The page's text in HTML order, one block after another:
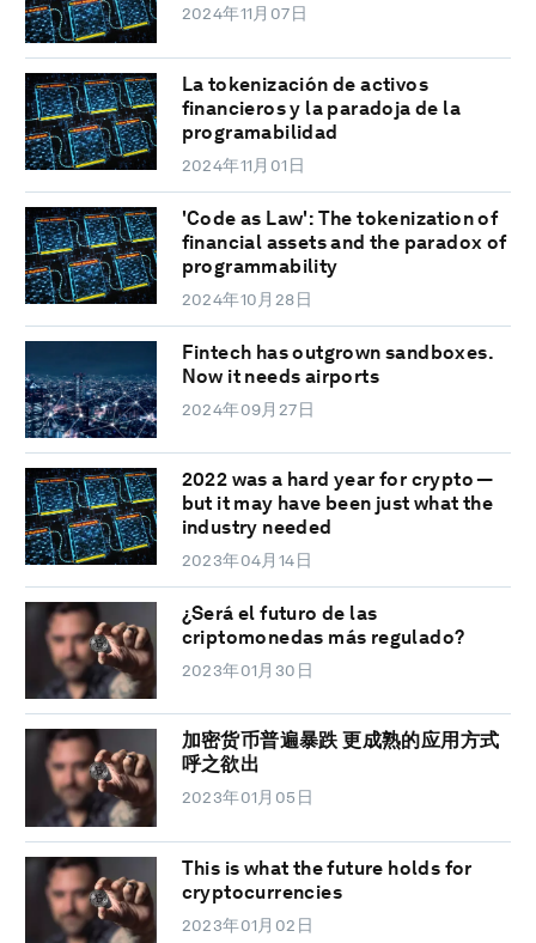
2024年11月07日
La tokenización de activos
financieros y la paradoja de la
programabilidad
2024年11月01日
'Code as Law': The tokenization of
financial assets and the paradox of
programmability
2024年10月28日
Fintech has outgrown sandboxes.
Now it needs airports
2024年09月27日
2022 was a hard year for crypto —
but it may have been just what the
industry needed
2023年04月14日
¿Será el futuro de las
criptomonedas más regulado?
2023年01月30日
加密货币普遍暴跌 更成熟的应用方式
呼之欲出
2023年01月05日
This is what the future holds for
cryptocurrencies
2023年01月02日